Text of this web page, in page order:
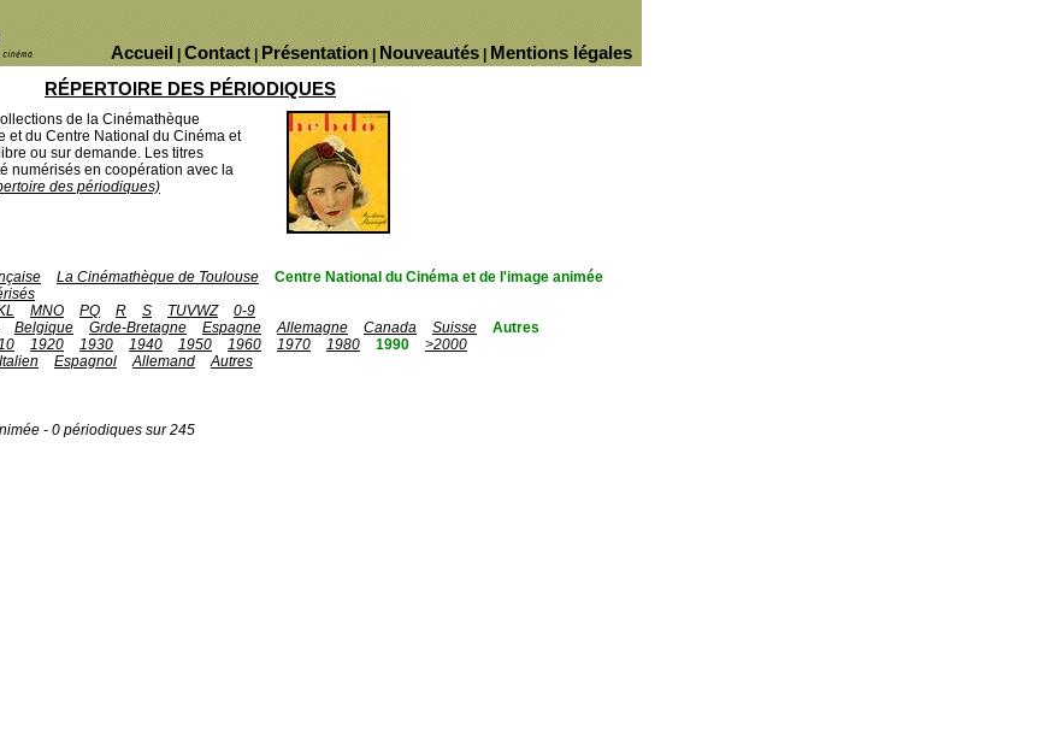
Mentions légales
Nouveautés
Présentation
Contact
Accueil
RÉPERTOIRE DES PÉRIODIQUES
de la Cinémathèque
et du Centre National du Cinéma et
ou sur demande. Les titres
numérisés en coopération avec la
des périodiques)
La Cinémathèque de Toulouse
Centre National du Cinéma et de l'image animée
MNO PQ R S TUVWZ
0-9
Belgique Grde-Bretagne Espagne Allemagne Canada Suisse
Autres
1920 1930 1940 1950 1960 1970 1980 1990
>2000
Italien Espagnol Allemand
Autres
- 0 périodiques sur 245